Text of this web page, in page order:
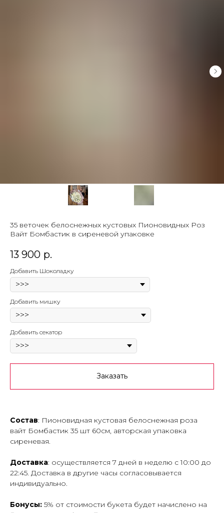
35 веточек белоснежных кустовых Пионовидных Роз
Вайт Бомбастик в сиреневой упаковке
13 900 р.
Добавить Шоколадку
Добавить мишку
Добавить секатор
Заказать
Состав: Пионовидная кустовая белоснежная роза
вайт Бомбастик 35 шт 60см, авторская упаковка
сиреневая.
Доставка: осуществляется 7 дней в неделю с 10:00 до
22:45. Доставка в другие часы согласовывается
индивидуально.
Бонусы: 5% от стоимости букета будет начислено на